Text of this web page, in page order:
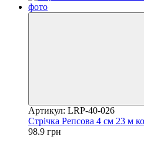
Артикул: LRP-40-026
Стрічка Репсова 4 см 23 м
98.9 грн